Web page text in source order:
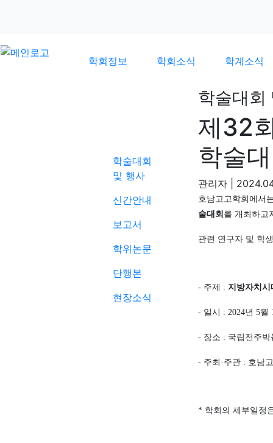
학회정보 학회소식 학계소식
학술대회
및 행사
신간안내
보고서
학위논문
단행본
현장소식
학술대회
제32
학술
관리자
호남고고학회에서
술대회 를 개최하고
관련 연구자 및 학
- 주제 : 지방자치
- 일시 : 2024년 5월
- 장소 : 국립전주
- 주최 · 주관 : 호남
* 학회의 세부일정